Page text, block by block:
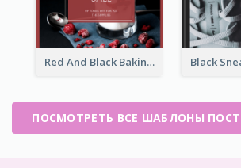
Red And Black Baking Supplies Sale Instagram Post
ПОСМОТРЕТЬ ВСЕ ШАБЛОНЫ ПОСТЫ